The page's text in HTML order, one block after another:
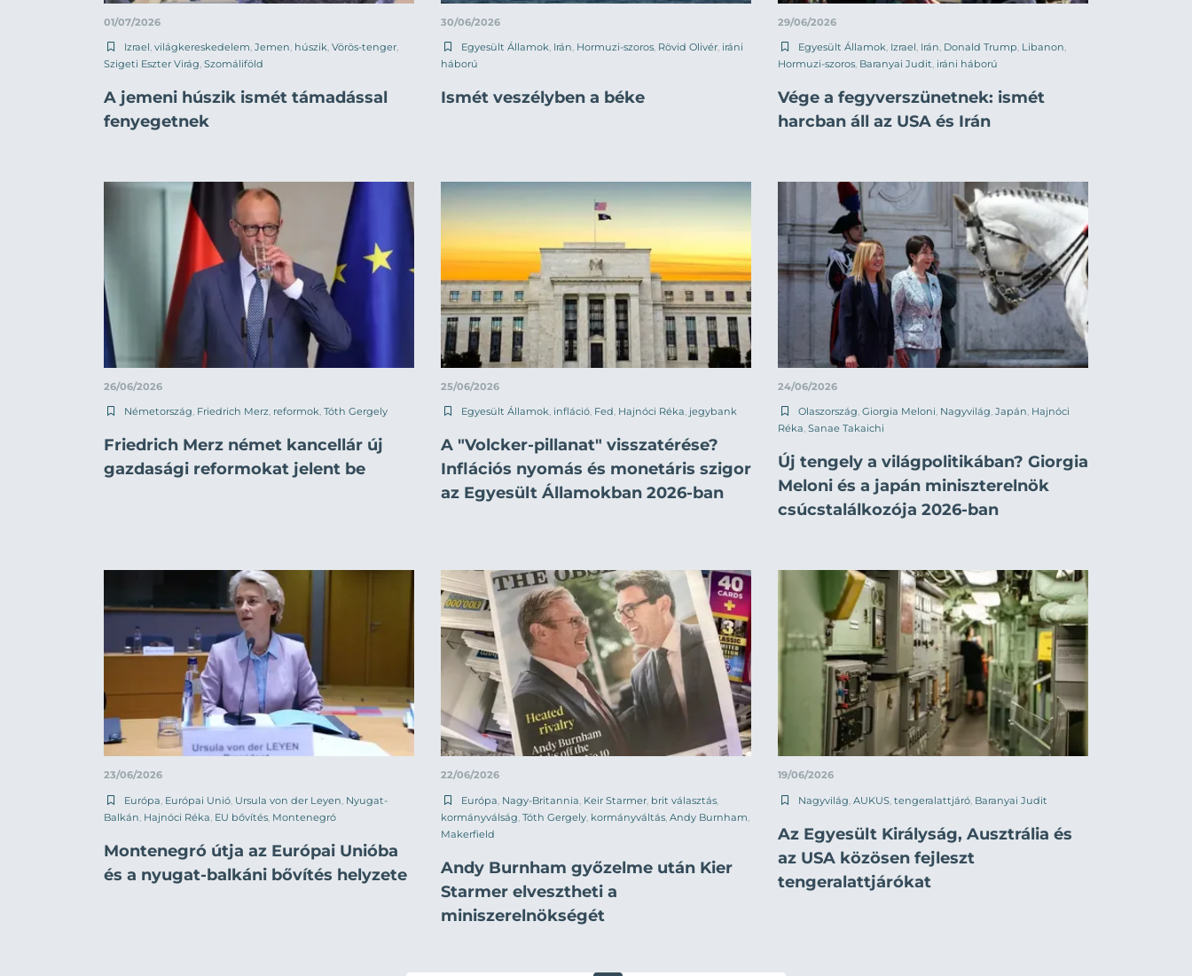
01/07/2026
Izrael világkereskedelem Jemen húszik Vörös-tenger
Szigeti Eszter Virág Szomáliföld
A jemeni húszik ismét támadással
fenyegetnek
30/06/2026
Egyesült Államok Irán Hormuzi-szoros Rövid Olivér iráni
háború
Ismét veszélyben a béke
29/06/2026
Egyesült Államok Izrael Irán Donald Trump Libanon
Hormuzi-szoros Baranyai Judit iráni háború
Vége a fegyverszünetnek: ismét
harcban áll az USA és Irán
26/06/2026
Németország, Friedrich Merz, reformok, Tóth Gergely
Friedrich Merz német kancellár új
gazdasági reformokat jelent be
25/06/2026
Egyesült Államok, infláció, Fed, Hajnóci Réka, jegybank
A "Volcker-pillanat" visszatérése?
Inflációs nyomás és monetáris szigor
az Egyesült Államokban 2026-ban
24/06/2026
Olaszország, Giorgia Meloni, Nagyvilág, Japán, Hajnóci
Réka, Sanae Takaichi
Új tengely a világpolitikában? Giorgia
Meloni és a japán miniszterelnök
csúcstalálkozója 2026-ban
23/06/2026
Európa Európai Unió Ursula von der Leyen Nyugat-
Balkán Hajnóci Réka EU bővítés Montenegró
Montenegró útja az Európai Unióba
és a nyugat-balkáni bővítés helyzete
22/06/2026
Európa Nagy-Britannia Keir Starmer brit választás
kormányválság Tóth Gergely kormányváltás Andy Burnham
Makerfield
Andy Burnham győzelme után Kier
Starmer elvesztheti a
miniszerelnökségét
19/06/2026
Nagyvilág AUKUS tengeralattjáró Baranyai Judit
Az Egyesült Királyság, Ausztrália és
az USA közösen fejleszt
tengeralattjárókat